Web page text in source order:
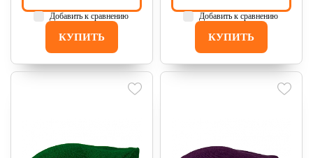
КУПИТЬ
Добавить к сравнению
КУПИТЬ
Добавить к сравнению